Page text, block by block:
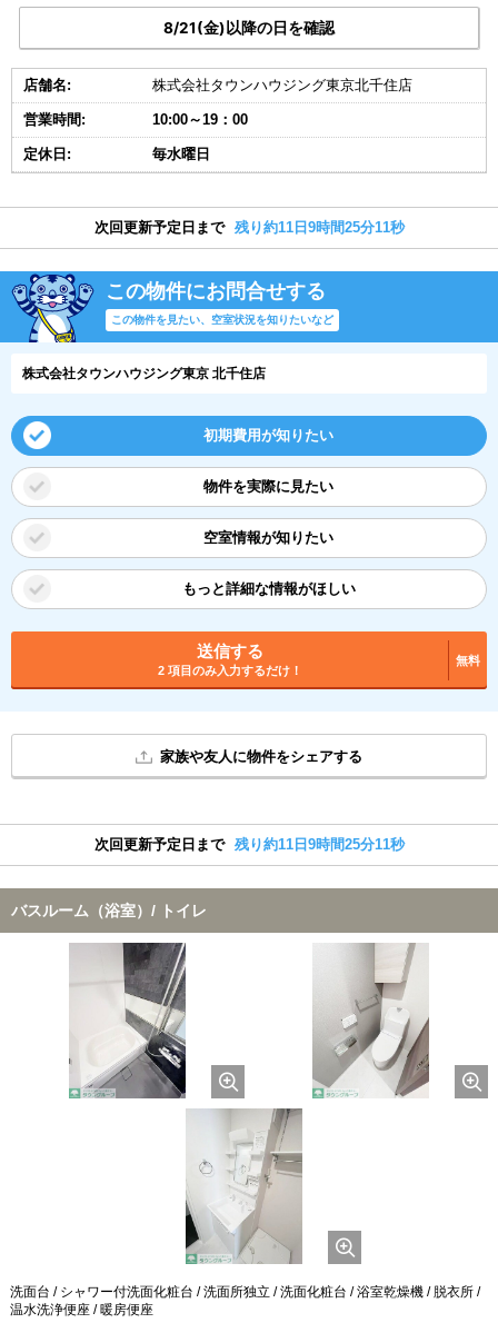
8/21(金)以降の日を確認
店舗名: 株式会社タウンハウジング東京北千住店
営業時間: 10:00～19：00
定休日: 毎水曜日
次回更新予定日まで 残り約11日9時間25分11秒
この物件にお問合せする
この物件を見たい、空室状況を知りたいなど
株式会社タウンハウジング東京 北千住店
初期費用が知りたい
物件を実際に見たい
空室情報が知りたい
もっと詳細な情報がほしい
送信する
2 項目のみ入力するだけ！
無料
家族や友人に物件をシェアする
次回更新予定日まで 残り約11日9時間25分11秒
バスルーム（浴室）/ トイレ
洗面台 / シャワー付洗面化粧台 / 洗面所独立 / 洗面化粧台 / 浴室乾燥機 / 脱衣所 /
温水洗浄便座 / 暖房便座